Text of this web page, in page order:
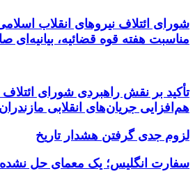
شورای ائتلاف نیروهای انقلاب
مناسبت هفته قوه قضائیه، بیانیه‌ای
تأکید بر نقش راهبردی شورای ائتلاف
هم‌افزایی جریان‌های انقلابی مازندران
لزوم جدی گرفتن هشدار تاریخ
سفارت انگلیس؛ یک معمای حل نشده